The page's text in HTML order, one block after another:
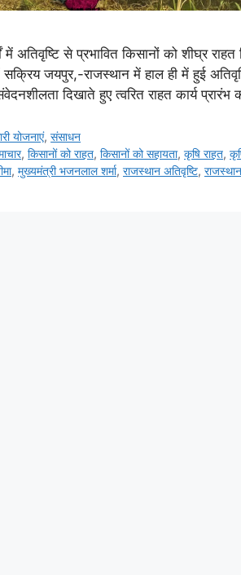
अतिवृष्टि से प्रभावित किसानों को शीघ्र
जयपुर,-राजस्थान में हाल ही में हुई
दिखाते हुए त्वरित राहत कार्य
योजनाएं,संसाधन
,किसानों को राहत,किसानों को सहायता,कृषि राहत,
, मुख्यमंत्री भजनलाल शर्मा, राजस्थान अतिवृष्टि,